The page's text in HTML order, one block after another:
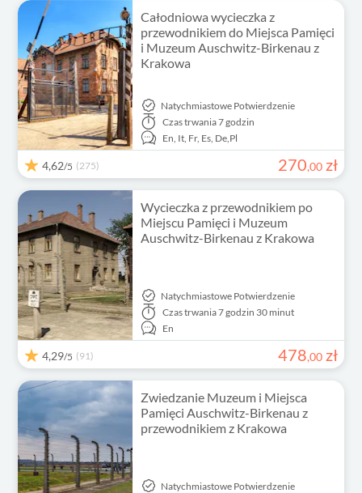
Całodniowa wycieczka z
przewodnikiem do Miejsca Pamięci
i Muzeum Auschwitz-Birkenau z
Krakowa
Natychmiastowe Potwierdzenie
Czas trwania7 godzin
En, It, Fr, Es, De,Pl
4,62/5 (275) 270,00 zł
Wycieczka z przewodnikiem po
Miejscu Pamięci i Muzeum
Auschwitz-Birkenau z Krakowa
Natychmiastowe Potwierdzenie
Czas trwania7 godzin 30 minut
En
4,29/5 (91) 478,00 zł
Zwiedzanie Muzeum i Miejsca
Pamięci Auschwitz-Birkenau z
przewodnikiem z Krakowa
Natychmiastowe Potwierdzenie